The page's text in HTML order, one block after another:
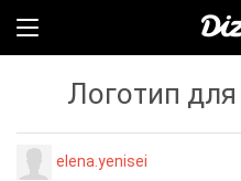
Логотип
elena.yenisei